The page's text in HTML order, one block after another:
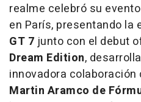
realme celebró su
en París, presentando la
GT 7 junto con el debut
Dream Edition,
innovadora colaboración
Martin Aramco de